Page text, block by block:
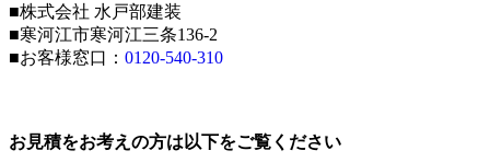
■株式会社 水戸部建装
■寒河江市寒河江三条136-2
■お客様窓口： 0120-540-310
お見積をお考えの方は以下をご覧ください